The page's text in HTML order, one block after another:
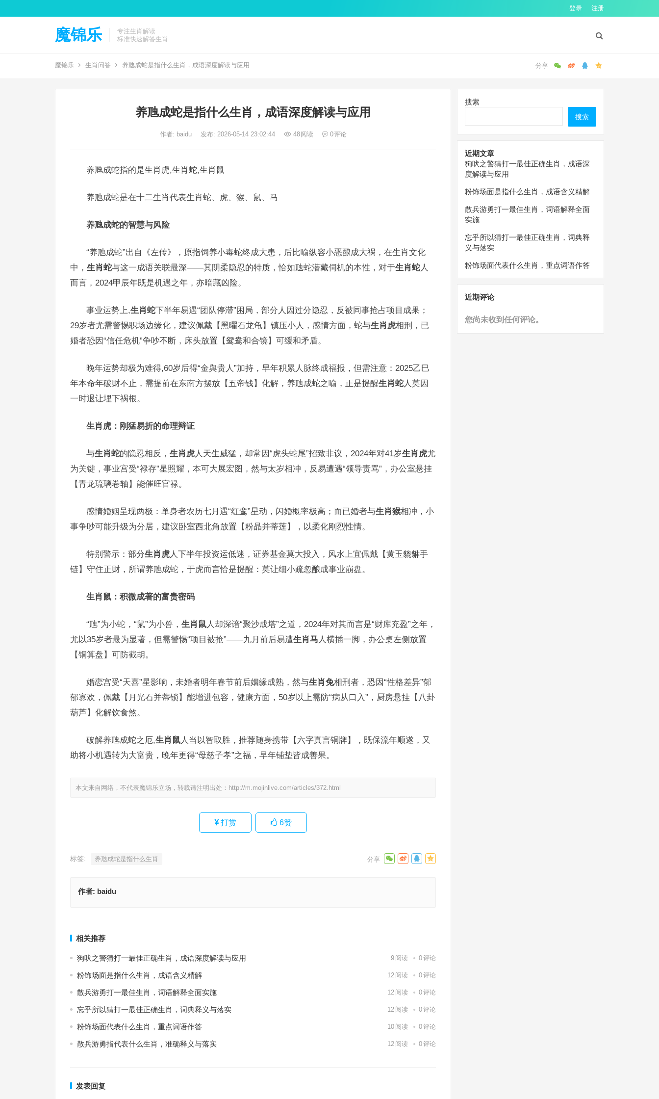
登录 注册
魔锦乐
专注生肖解读
标准快速解答生肖
魔锦乐 生肖问答 养虺成蛇是指什么生肖，成语深度解读与应用
养虺成蛇是指什么生肖，成语深度解读与应用
作者: baidu 发布: 2026-05-14 23:02:44 48阅读 0评论
养虺成蛇指的是生肖虎,生肖蛇,生肖鼠
养虺成蛇是在十二生肖代表生肖蛇、虎、猴、鼠、马
养虺成蛇的智慧与风险
“养虺成蛇”出自《左传》，原指饲养小毒蛇终成大患，后比喻纵容小恶酿成大祸，在生肖文化
中， 生肖蛇与这一成语关联最深——其阴柔隐忍的特质，恰如虺蛇潜藏伺机的本性，对于生肖蛇 人
而言，2024甲辰年既是机遇之年，亦暗藏凶险。
事业运势上,生肖蛇下半年易遇“团队停滞”困局，部分人因过分隐忍，反被同事抢占项目成果；
29岁者尤需警惕职场边缘化，建议佩戴【黑曜石龙龟】镇压小人，感情方面，蛇与生肖虎相刑，已
婚者恐因“信任危机”争吵不断，床头放置【鸳鸯和合镜】可缓和矛盾。
晚年运势却极为难得,60岁后得“金舆贵人”加持，早年积累人脉终成福报，但需注意：2025乙巳
年本命年破财不止，需提前在东南方摆放【五帝钱】化解，养虺成蛇之喻，正是提醒生肖蛇 人莫因
一时退让埋下祸根。
生肖虎：刚猛易折的命理辩证
与生肖蛇的隐忍相反， 生肖虎 人天生威猛，却常因“虎头蛇尾”招致非议，2024年对41岁生肖虎尤
为关键，事业宫受“禄存”星照耀，本可大展宏图，然与太岁相冲，反易遭遇“领导责骂”，办公室悬挂
【青龙琉璃卷轴】能催旺官禄。
感情婚姻呈现两极：单身者农历七月遇“红鸾”星动，闪婚概率极高；而已婚者与生肖猴相冲，小
事争吵可能升级为分居，建议卧室西北角放置【粉晶并蒂莲】，以柔化刚烈性情。
特别警示：部分生肖虎 人下半年投资运低迷，证券基金莫大投入，风水上宜佩戴【黄玉貔貅手
链】守住正财，所谓养虺成蛇，于虎而言恰是提醒：莫让细小疏忽酿成事业崩盘。
生肖鼠：积微成著的富贵密码
“虺”为小蛇，“鼠”为小兽， 生肖鼠 人却深谙“聚沙成塔”之道，2024年对其而言是“财库充盈”之年，
尤以35岁者最为显著，但需警惕“项目被抢”——九月前后易遭生肖马 人横插一脚，办公桌左侧放置
【铜算盘】可防截胡。
婚恋宫受“天喜”星影响，未婚者明年春节前后姻缘成熟，然与生肖兔相刑者，恐因“性格差异”郁
郁寡欢，佩戴【月光石并蒂锁】能增进包容，健康方面，50岁以上需防“病从口入”，厨房悬挂【八卦
葫芦】化解饮食煞。
破解养虺成蛇之厄,生肖鼠 人当以智取胜，推荐随身携带【六字真言铜牌】，既保流年顺遂，又
助将小机遇转为大富贵，晚年更得“母慈子孝”之福，早年铺垫皆成善果。
本文来自网络，不代表魔锦乐立场，转载请注明出处： http://m.mojinlive.com/articles/372.html
打赏 6赞
标签: 养虺成蛇是指什么生肖
作者: baidu
相关推荐
狗吠之警猜打一最佳正确生肖，成语深度解读与应用 9 阅读 0评论
粉饰场面是指什么生肖，成语含义精解 12 阅读 0评论
散兵游勇打一最佳生肖，词语解释全面实施 12 阅读 0评论
忘乎所以猜打一最佳正确生肖，词典释义与落实 12 阅读 0评论
粉饰场面代表什么生肖，重点词语作答 10 阅读 0评论
散兵游勇指代表什么生肖，准确释义与落实 12 阅读 0评论
发表回复
搜索
搜索
近期文章
狗吠之警猜打一最佳正确生肖，成语深
度解读与应用
粉饰场面是指什么生肖，成语含义精解
散兵游勇打一最佳生肖，词语解释全面
实施
忘乎所以猜打一最佳正确生肖，词典释
义与落实
粉饰场面代表什么生肖，重点词语作答
近期评论
您尚未收到任何评论。